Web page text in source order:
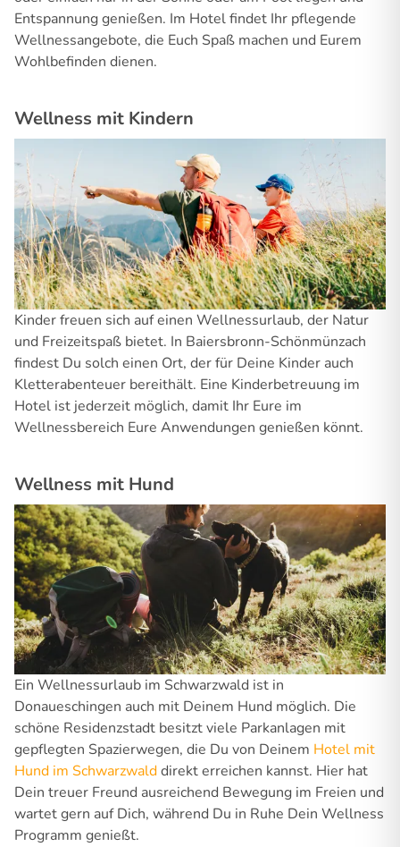
Entspannung genießen. Im Hotel findet Ihr pflegende
Wellnessangebote, die Euch Spaß machen und Eurem
Wohlbefinden dienen.
Wellness mit Kindern
Kinder freuen sich auf einen Wellnessurlaub, der Natur
und Freizeitspaß bietet. In Baiersbronn-Schönmünzach
findest Du solch einen Ort, der für Deine Kinder auch
Kletterabenteuer bereithält. Eine Kinderbetreuung im
Hotel ist jederzeit möglich, damit Ihr Eure im
Wellnessbereich Eure Anwendungen genießen könnt.
Wellness mit Hund
Ein Wellnessurlaub im Schwarzwald ist in
Donaueschingen auch mit Deinem Hund möglich. Die
schöne Residenzstadt besitzt viele Parkanlagen mit
gepflegten Spazierwegen, die Du von Deinem Hotel mit
Hund im Schwarzwalddirekt erreichen kannst. Hier hat
Dein treuer Freund ausreichend Bewegung im Freien und
wartet gern auf Dich, während Du in Ruhe Dein Wellness
Programm genießt.